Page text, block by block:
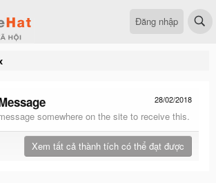
Đăng nhập
28/02/2018
somewhere on the site to receive this.
Xem tất cả thành tích có thể đạt được